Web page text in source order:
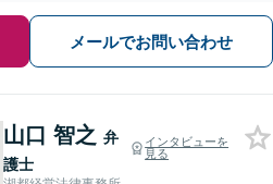
メールでお問い合わせ
山口 智之 弁
護士
インタビューを
見る